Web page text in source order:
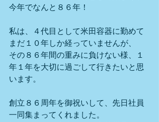
今年でなんと８６年！
私は、４代目として米田容器に勤めて
まだ１０年しか経っていませんが、
その８６年間の重みに負けない様、１
年１年を大切に過ごして行きたいと思
います。
創立８６周年を御祝いして、先日社員
一同集まってくれました。